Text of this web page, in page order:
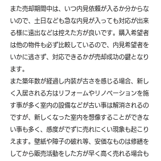
また売却期間中は、いつ内見依頼が入るか分からな
いので、土日なども急な内見が入っても対応が出来
る様に遠出などは控えた方が良いです。購入希望者
は他の物件も必ず比較しているので、内見希望者を
いかに逃さず、対応できるかが売却成功の鍵となり
ます。
また築年数が経過し内装が古さを感じる場合、新し
く入居される方はリフォームやリノベーションを施
す事が多く室内の設備などが古い事は解消されるの
ですが、新しくなった室内を想像することができな
い事も多く、感度がでずに売れにくい現象も起こり
えます。壁紙や障子の破れ等、安価なものは修繕を
してから販売活動をした方が早く高く売れる場合も